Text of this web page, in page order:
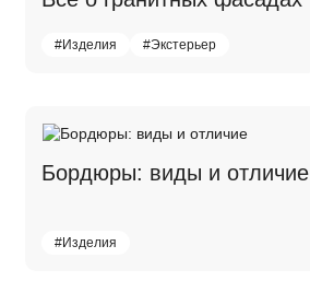
#Изделия #Экстерьер
Бордюры: виды и отличие
#Изделия